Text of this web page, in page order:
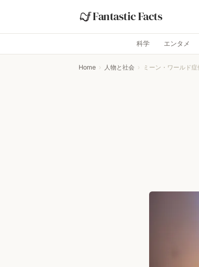
Fantastic Facts
科学 エンタメ
Home › 人物と社会 › ミーン・ワールド症